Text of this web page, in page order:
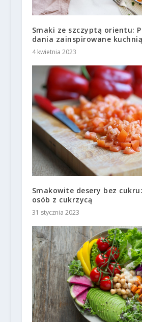
Smaki ze szczyptą orientu:
dania zainspirowane
4 kwietnia 2023
Smakowite desery bez
osób z cukrzycą
31 stycznia 2023